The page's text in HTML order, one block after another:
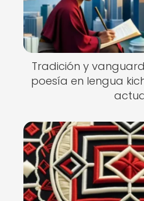
Tradición y
poesía en lengua